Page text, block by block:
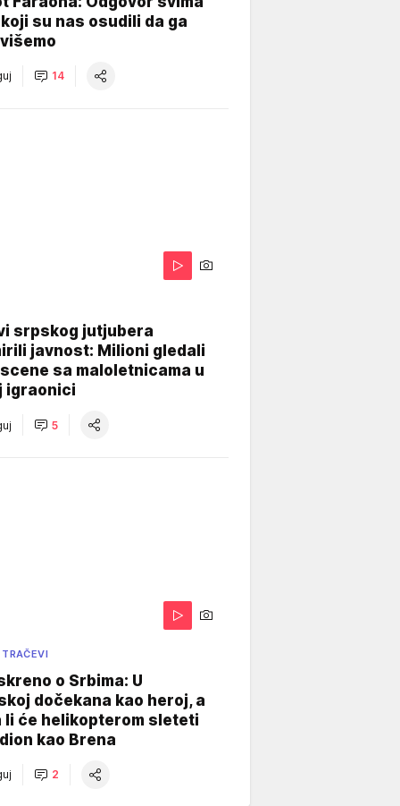
su nas osudili da ga
14
srpskog jutjubera
javnost: Milioni gledali
sa maloletnicama u
igraonici
5
o Srbima: U
dočekana kao heroj, a
li će helikopterom sleteti
kao Brena
2